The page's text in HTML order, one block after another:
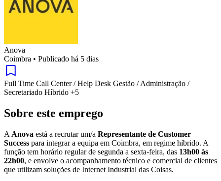
Anova
Coimbra • Publicado há 5 dias
Full Time Call Center / Help Desk Gestão / Administração /
Secretariado Híbrido +5
Sobre este emprego
A Anova está a recrutar um/a Representante de Customer
Success para integrar a equipa em Coimbra, em regime híbrido. A
função tem horário regular de segunda a sexta-feira, das 13h00 às
22h00, e envolve o acompanhamento técnico e comercial de clientes
que utilizam soluções de Internet Industrial das Coisas.